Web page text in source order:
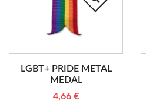
LGBT+ PRIDE METAL
MEDAL
4,66 €